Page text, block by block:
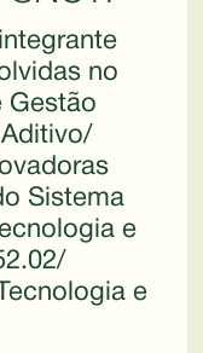
no
Gestão
Aditivo/
Sistema
e
e